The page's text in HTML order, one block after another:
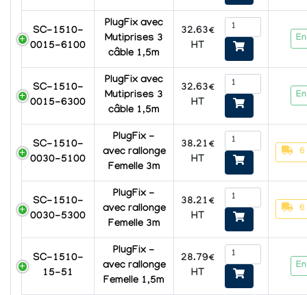
SC-1510-
0015-6100
PlugFix avec
Mutiprises 3
câble 1,5m
32.63€
HT
SC-1510-
0015-6300
PlugFix avec
Mutiprises 3
câble 1,5m
32.63€
HT
SC-1510-
0030-5100
PlugFix -
avec rallonge
Femelle 3m
38.21€
HT
6
SC-1510-
0030-5300
PlugFix -
avec rallonge
Femelle 3m
38.21€
HT
6
SC-1510-
15-51
PlugFix -
avec rallonge
Femelle 1,5m
28.79€
HT